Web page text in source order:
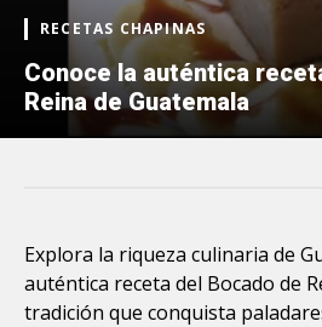
RECETAS CHAPINAS
Conoce la auténtica
Reina de Guatemala
Explora la riqueza culinaria de
auténtica receta del Bocado de
tradición que conquista